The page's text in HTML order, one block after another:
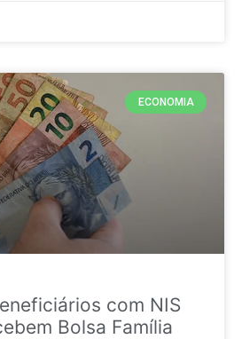
ECONOMIA
com NIS
Bolsa Família